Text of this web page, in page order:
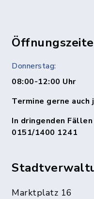
Donnerstag:
08:00-12:00 Uhr
Termine gerne auch
In dringenden
0151/1400 1241
Marktplatz 16